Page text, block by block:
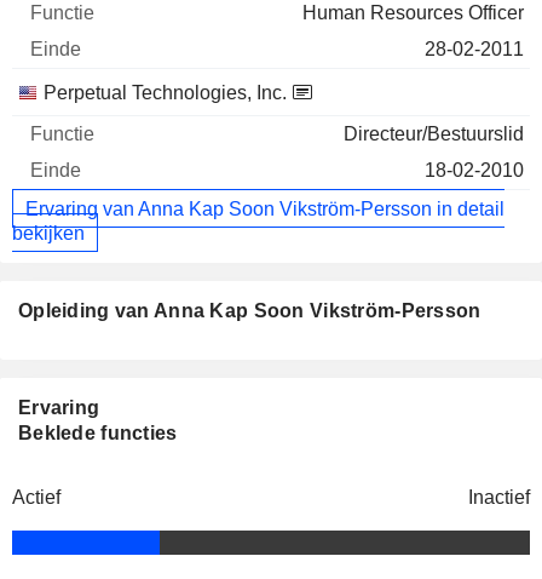
Human Resources Officer
28-02-2011
Perpetual Technologies, Inc.
Directeur/Bestuurslid
18-02-2010
Ervaring van Anna Kap Soon Vikström-Persson in detail
bekijken
Opleiding van Anna Kap Soon Vikström-Persson
Ervaring
Beklede functies
Actief Inactief